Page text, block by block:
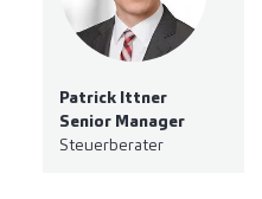
Patrick Ittner
Senior Manager
Steuerberater